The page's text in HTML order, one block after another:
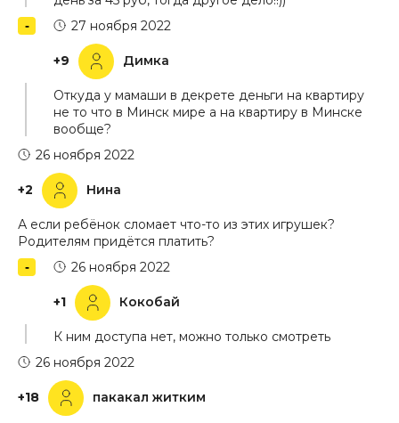
+9 Димка
27 ноября 2022
Откуда у мамаши в декрете деньги на квартиру
не то что в Минск мире а на квартиру в Минске
вообще?
+2 Нина
26 ноября 2022
А если ребёнок сломает что-то из этих игрушек?
Родителям придётся платить?
+1 Кокобай
26 ноября 2022
К ним доступа нет, можно только смотреть
+18 пакакал житким
26 ноября 2022